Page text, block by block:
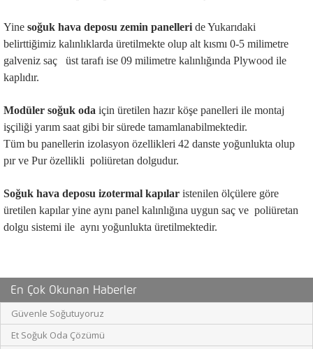
Yine soğuk hava deposu zemin panelleri de Yukarıdaki
belirttiğimiz kalınlıklarda üretilmekte olup alt kısmı 0-5 milimetre
galveniz saç   üst tarafı ise 09 milimetre kalınlığında Plywood ile
kaplıdır.
Modüler soğuk oda için üretilen hazır köşe panelleri ile montaj
işçiliği yarım saat gibi bir sürede tamamlanabilmektedir.
Tüm bu panellerin izolasyon özellikleri 42 danste yoğunlukta olup
pır ve Pur özellikli  poliüretan dolgudur.
Soğuk hava deposu izotermal kapılar istenilen ölçülere göre
üretilen kapılar yine aynı panel kalınlığına uygun saç ve  poliüretan
dolgu sistemi ile  aynı yoğunlukta üretilmektedir.
En Çok Okunan Haberler
Güvenle Soğutuyoruz
Et Soğuk Oda Çözümü